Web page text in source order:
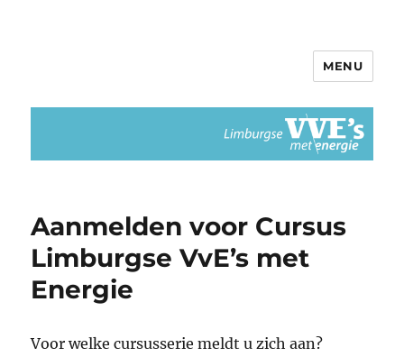
Limburgse VvEs met Energie
MENU
Aanmelden voor Cursus
Limburgse VvE’s met
Energie
Voor welke cursusserie meldt u zich aan?